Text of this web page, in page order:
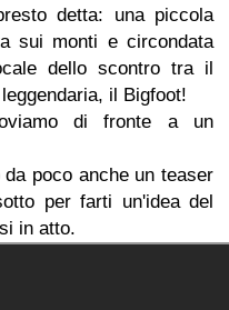
detta: una piccola
sui monti e circondata
dello scontro tra il
il Bigfoot!
di fronte a un
poco anche un teaser
per farti un'idea del
in atto.